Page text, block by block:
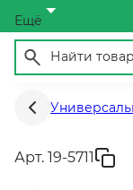
Ещё
Арт. 19-5711